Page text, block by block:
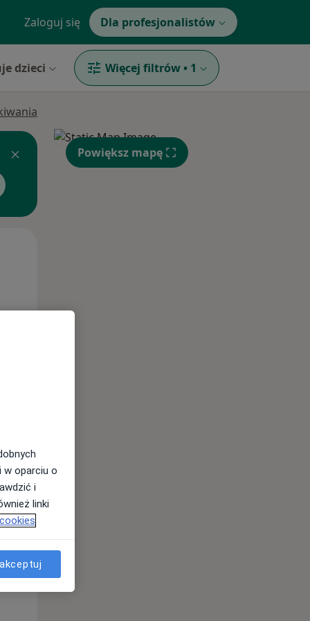
Zaloguj się Dla profesjonalistów
dzieci Więcej filtrów • 1
Śr,
12 Sie
Powiększ mapę
w oparciu o
i
linki